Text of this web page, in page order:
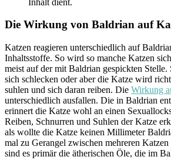
Die Wirkung von Baldrian auf
Katzen reagieren unterschiedlich auf
Inhaltsstoffe. So wird so manche Katzen
meist auf der mit Baldrian gespickten Stelle.
sich schlecken oder aber die Katze wird
suhlen und sich daran reiben. Die Wirkung
unterschiedlich ausfallen. Die in Baldrian
erinnert die Katze wohl an einen
Reiben, Schnurren und Suhlen der Katze
als wollte die Katze keinen Millimeter
mal zu Gerangel zwischen mehreren
sind es primär die ätherischen Öle, die im